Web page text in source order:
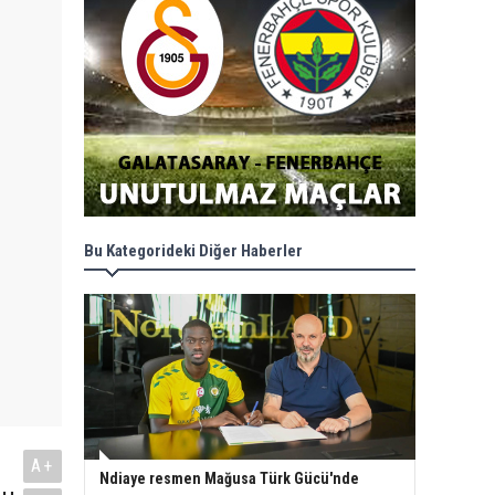
A+
Bu Kategorideki Diğer Haberler
Ndiaye resmen Mağusa Türk Gücü'nde